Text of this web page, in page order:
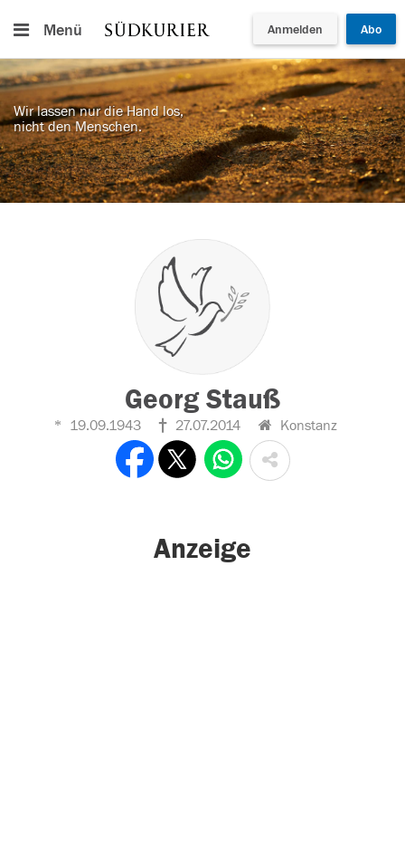
Menü Anmelden Abo
Wir lassen nur die Hand los,
nicht den Menschen.
Georg Stauß
19.09.1943 27.07.2014 Konstanz
Anzeige